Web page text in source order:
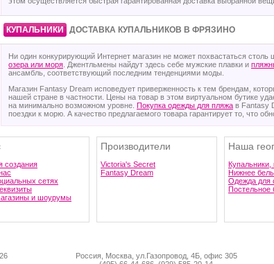
· ·
КУПАЛЬНИКИ ДОСТАВКА КУПАЛЬНИКОВ В ФРЯЗИНО
Ни один конкурирующий Интернет магазин не может похвастаться
озера или моря . Джентльмены найдут здесь себе мужские плавки и
ансамбль, соответствующий последним тенденциями моды.
Магазин Fantasy Dream исповедует приверженность к тем брендам,
нашей стране в частности. Цены на товар в этом виртуальном бутике
на минимально возможном уровне. Покупка одежды для пляжа в Fantasy
поездки к морю. А качество предлагаемого товара гарантирует то, что
создания
сетях
и шоурумы
Производители
Victoria's Secret
Fantasy Dream
Наша
Нижнее
Одежда для
Постельное
Россия, Москва, ул.Газопровод, 4Б, офис 305